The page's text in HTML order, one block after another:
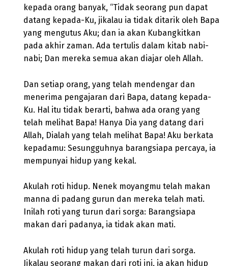
kepada orang banyak, “Tidak seorang pun dapat
datang kepada-Ku, jikalau ia tidak ditarik oleh Bapa
yang mengutus Aku; dan ia akan Kubangkitkan
pada akhir zaman. Ada tertulis dalam kitab nabi-
nabi; Dan mereka semua akan diajar oleh Allah.
Dan setiap orang, yang telah mendengar dan
menerima pengajaran dari Bapa, datang kepada-
Ku. Hal itu tidak berarti, bahwa ada orang yang
telah melihat Bapa! Hanya Dia yang datang dari
Allah, Dialah yang telah melihat Bapa! Aku berkata
kepadamu: Sesungguhnya barangsiapa percaya, ia
mempunyai hidup yang kekal.
Akulah roti hidup. Nenek moyangmu telah makan
manna di padang gurun dan mereka telah mati.
Inilah roti yang turun dari sorga: Barangsiapa
makan dari padanya, ia tidak akan mati.
Akulah roti hidup yang telah turun dari sorga.
Jikalau seorang makan dari roti ini, ia akan hidup